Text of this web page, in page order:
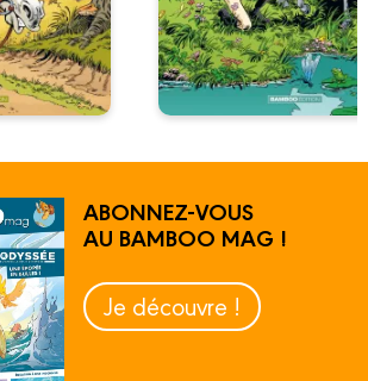
ABONNEZ-VOUS
AU BAMBOO MAG !
Je découvre !